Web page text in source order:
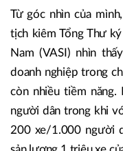
Từ góc nhìn của
tịch kiêm Tổng Thư
Nam (VASI) nhìn
doanh nghiệp trong
còn nhiều tiềm
người dân trong khi
200 xe/1.000 người